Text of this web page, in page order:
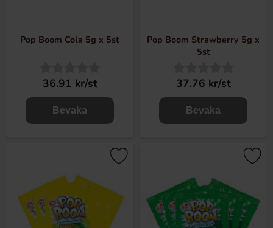
Pop Boom Cola 5g x 5st
36.91 kr/st
Bevaka
Pop Boom Strawberry 5g x
5st
37.76 kr/st
Bevaka